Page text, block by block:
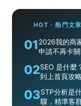
HOT · 熱門文章
012026我的商
申請不再卡
02SEO 是什麼
到上首頁攻
03STP分析是
驟，精準客